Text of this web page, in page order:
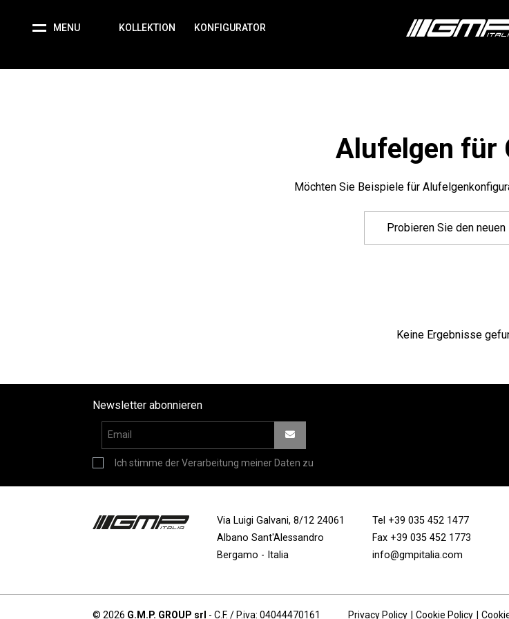
MENU KOLLEKTION KONFIGURATOR
Alufelgen für
Möchten Sie Beispiele für
Probieren Sie den
Keine Ergebnisse
Newsletter abonnieren
Ich stimme der Verarbeitung meiner Daten zu
Via Luigi Galvani, 8/12 24061
Albano Sant'Alessandro
Bergamo - Italia
Tel +39 035 452 1477
Fax +39 035 452 1773
info@gmpitalia.com
© 2026 G.M.P. GROUP srl - C.F. / P.iva: 04044470161 Privacy Policy Cookie Policy